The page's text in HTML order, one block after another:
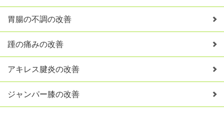
胃腸の不調の改善
踵の痛みの改善
アキレス腱炎の改善
ジャンパー膝の改善